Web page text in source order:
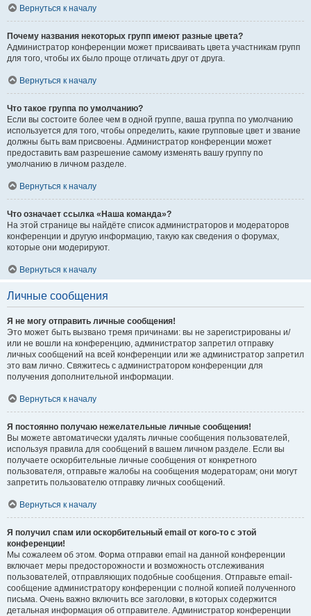
Вернуться к началу
Почему названия некоторых групп имеют разные цвета?
Администратор конференции может присваивать цвета участникам групп
для того, чтобы их было проще отличать друг от друга.
Вернуться к началу
Что такое группа по умолчанию?
Если вы состоите более чем в одной группе, ваша группа по умолчанию
используется для того, чтобы определить, какие групповые цвет и звание
должны быть вам присвоены. Администратор конференции может
предоставить вам разрешение самому изменять вашу группу по
умолчанию в личном разделе.
Вернуться к началу
Что означает ссылка «Наша команда»?
На этой странице вы найдёте список администраторов и модераторов
конференции и другую информацию, такую как сведения о форумах,
которые они модерируют.
Вернуться к началу
Личные сообщения
Я не могу отправить личные сообщения!
Это может быть вызвано тремя причинами: вы не зарегистрированы и/
или не вошли на конференцию, администратор запретил отправку
личных сообщений на всей конференции или же администратор запретил
это вам лично. Свяжитесь с администратором конференции для
получения дополнительной информации.
Вернуться к началу
Я постоянно получаю нежелательные личные сообщения!
Вы можете автоматически удалять личные сообщения пользователей,
используя правила для сообщений в вашем личном разделе. Если вы
получаете оскорбительные личные сообщения от конкретного
пользователя, отправьте жалобы на сообщения модераторам; они могут
запретить пользователю отправку личных сообщений.
Вернуться к началу
Я получил спам или оскорбительный email от кого-то с этой
конференции!
Мы сожалеем об этом. Форма отправки email на данной конференции
включает меры предосторожности и возможность отслеживания
пользователей, отправляющих подобные сообщения. Отправьте email-
сообщение администратору конференции с полной копией полученного
письма. Очень важно включить все заголовки, в которых содержится
детальная информация об отправителе. Администратор конференции